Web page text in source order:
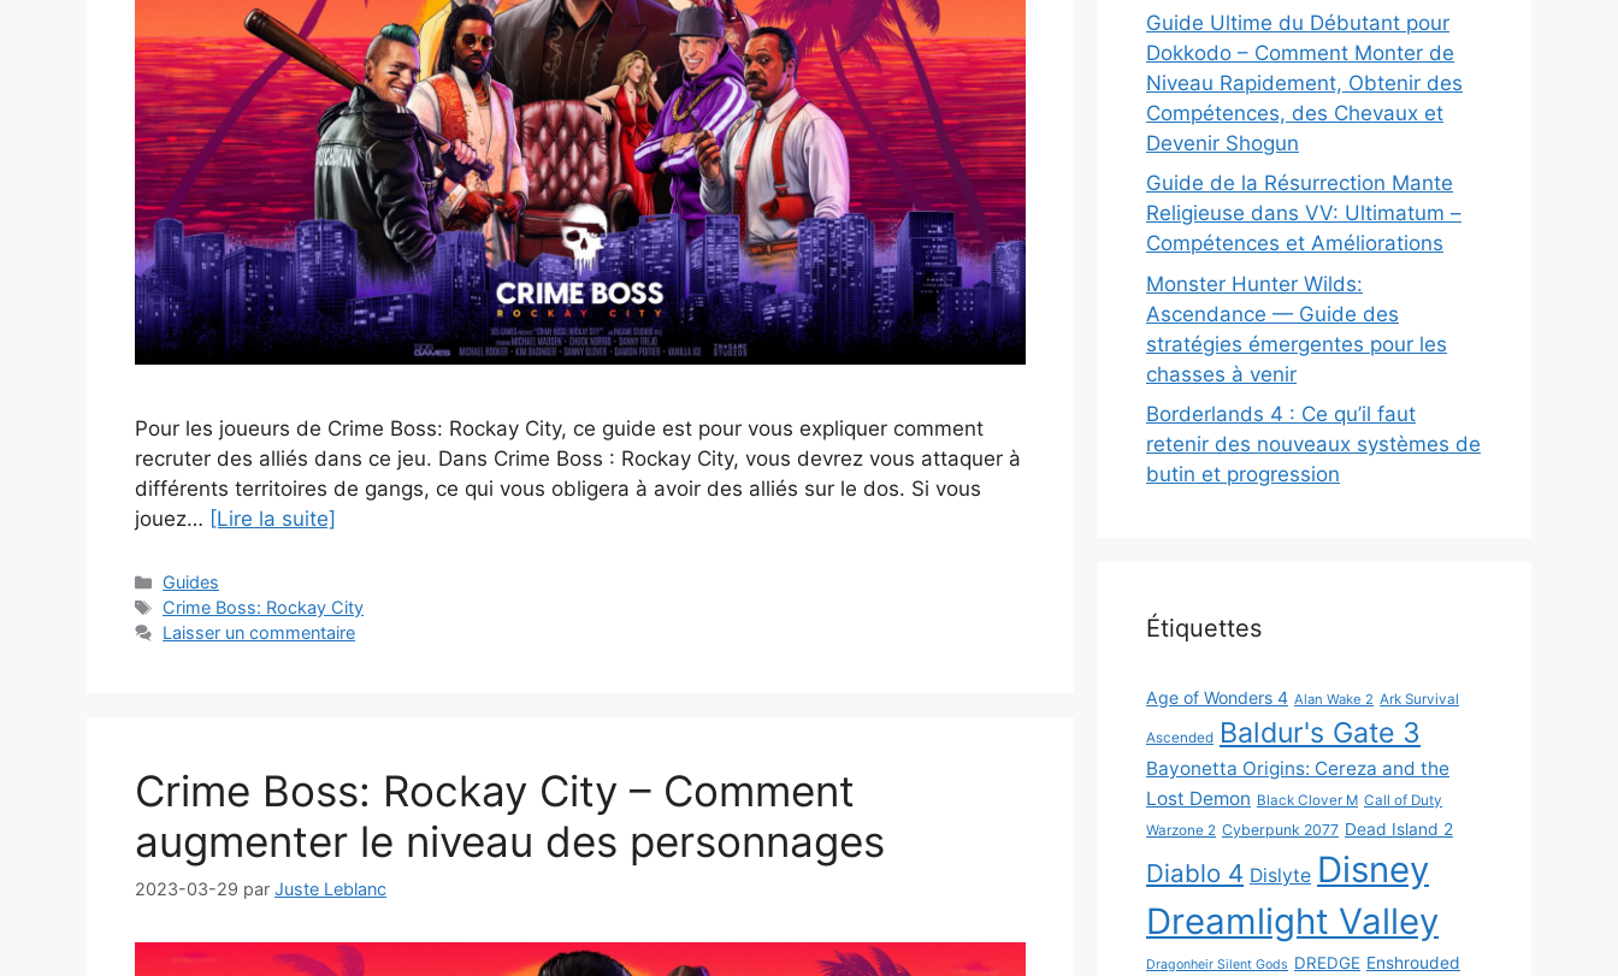
Pour les joueurs de Crime Boss: Rockay City, ce guide est pour vous expliquer comment
recruter des alliés dans ce jeu. Dans Crime Boss : Rockay City, vous devrez vous attaquer à
différents territoires de gangs, ce qui vous obligera à avoir des alliés sur le dos. Si vous
jouez… [Lire la suite]
Catégories
Guides
Étiquettes
Crime Boss: Rockay City
Laisser un commentaire
Crime Boss: Rockay City – Comment
augmenter le niveau des personnages
2023-03-29 par Juste Leblanc
Guide Ultime du Débutant pour
Dokkodo – Comment Monter de
Niveau Rapidement, Obtenir des
Compétences, des Chevaux et
Devenir Shogun
Guide de la Résurrection Mante
Religieuse dans VV: Ultimatum –
Compétences et Améliorations
Monster Hunter Wilds:
Ascendance — Guide des
stratégies émergentes pour les
chasses à venir
Borderlands 4 : Ce qu’il faut
retenir des nouveaux systèmes de
butin et progression
Étiquettes
Age of Wonders 4 Alan Wake 2 Ark Survival
Ascended Baldur's Gate 3
Bayonetta Origins: Cereza and the
Lost Demon Black Clover M Call of Duty
Warzone 2 Cyberpunk 2077 Dead Island 2
Diablo 4 Dislyte Disney
Dreamlight Valley
Dragonheir Silent Gods DREDGE Enshrouded